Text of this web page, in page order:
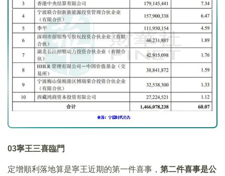
03寧王三喜臨門
定增順利落地算是寧王近期的第一件喜事， 第二件喜事是公